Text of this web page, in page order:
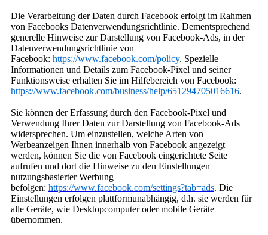
Die Verarbeitung der Daten durch Facebook erfolgt im Rahmen
von Facebooks Datenverwendungsrichtlinie. Dementsprechend
generelle Hinweise zur Darstellung von Facebook-Ads, in der
Datenverwendungsrichtlinie von
Facebook: https://www.facebook.com/policy. Spezielle
Informationen und Details zum Facebook-Pixel und seiner
Funktionsweise erhalten Sie im Hilfebereich von Facebook:
https://www.facebook.com/business/help/651294705016616.
Sie können der Erfassung durch den Facebook-Pixel und
Verwendung Ihrer Daten zur Darstellung von Facebook-Ads
widersprechen. Um einzustellen, welche Arten von
Werbeanzeigen Ihnen innerhalb von Facebook angezeigt
werden, können Sie die von Facebook eingerichtete Seite
aufrufen und dort die Hinweise zu den Einstellungen
nutzungsbasierter Werbung
befolgen: https://www.facebook.com/settings?tab=ads. Die
Einstellungen erfolgen plattformunabhängig, d.h. sie werden für
alle Geräte, wie Desktopcomputer oder mobile Geräte
übernommen.